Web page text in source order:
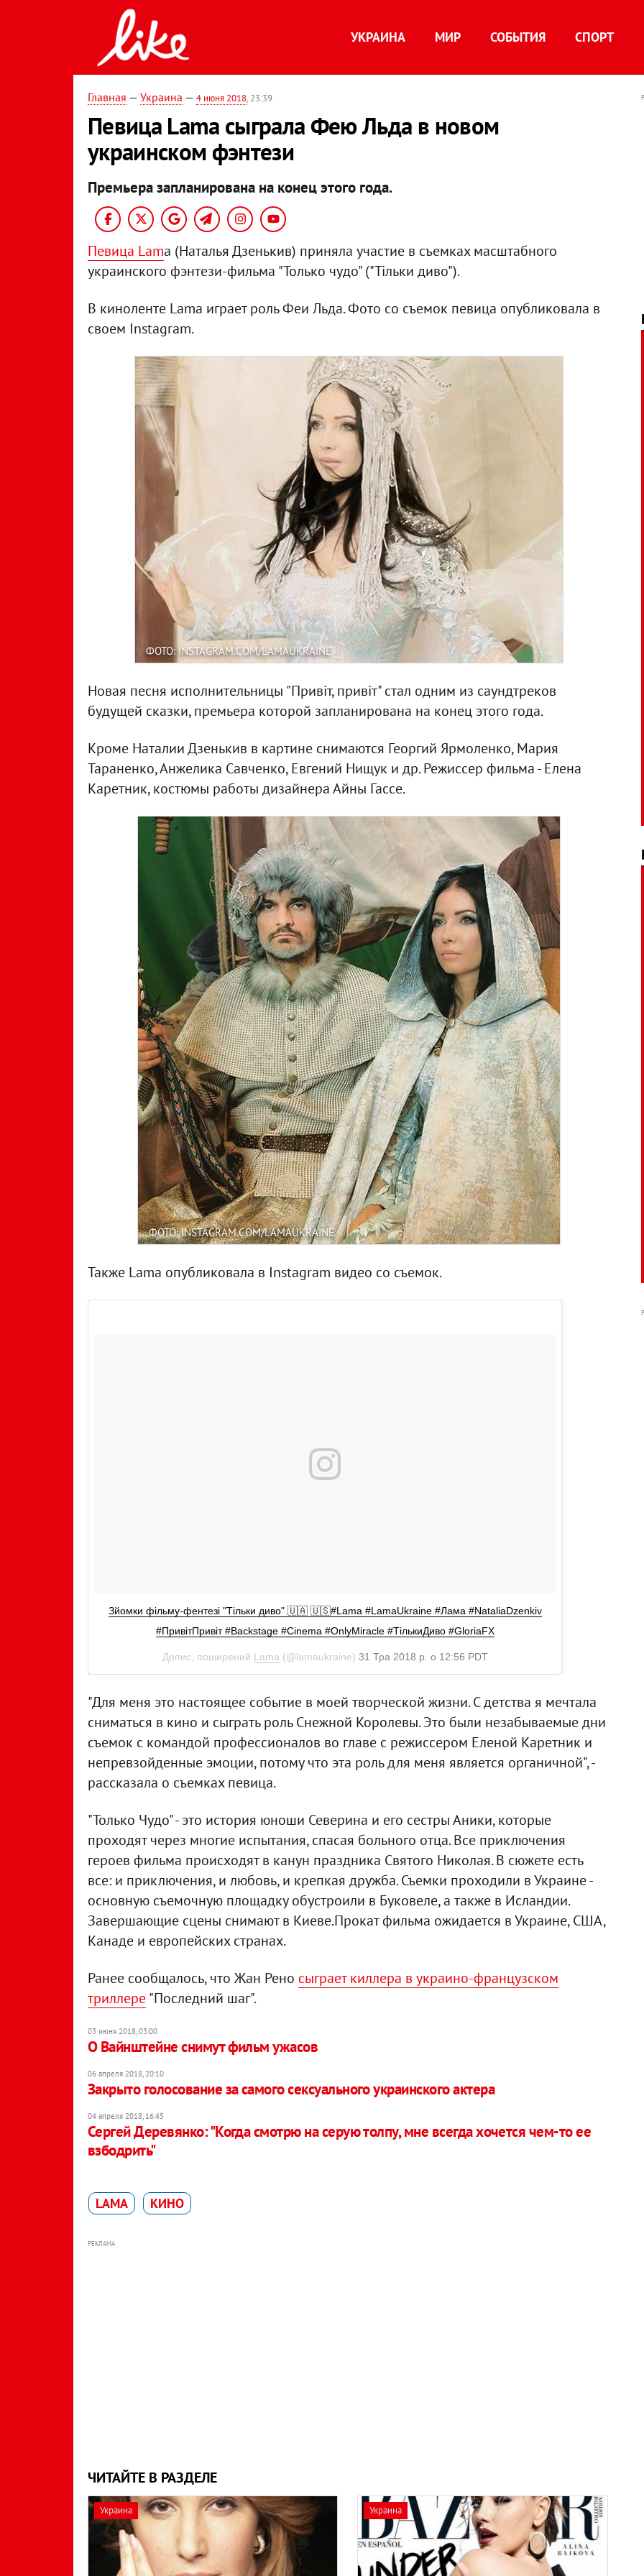
УКРАИНА МИР СОБЫТИЯ СПОРТ
Главная — Украина — 4 июня 2018, 23:39
Певица Lama сыграла Фею Льда в новом
украинском фэнтези
Премьера запланирована на конец этого года.
Певица Lama (Наталья Дзенькив) приняла участие в съемках масштабного
украинского фэнтези-фильма "Только чудо" ("Тільки диво").
В киноленте Lama играет роль Феи Льда. Фото со съемок певица опубликовала в
своем Instagram.
ФОТО: INSTAGRAM.COM/LAMAUKRAINE
Новая песня исполнительницы "Привіт, привіт" стал одним из саундтреков
будущей сказки, премьера которой запланирована на конец этого года.
Кроме Наталии Дзенькив в картине снимаются Георгий Ярмоленко, Мария
Тараненко, Анжелика Савченко, Евгений Нищук и др. Режиссер фильма - Елена
Каретник, костюмы работы дизайнера Айны Гассе.
ФОТО: INSTAGRAM.COM/LAMAUKRAINE
Также Lama опубликовала в Instagram видео со съемок.
Зйомки фільму-фентезі "Тільки диво" 🇺🇦 🇺🇸#Lama #LamaUkraine #Лама #NataliaDzenkiv
#ПривітПривіт #Backstage #Cinema #OnlyMiracle #ТількиДиво #GloriaFX
Допис, поширений Lama(@lamaukraine) 31 Тра 2018 р. о 12:56 PDT
"Для меня это настоящее событие в моей творческой жизни. С детства я мечтала
сниматься в кино и сыграть роль Снежной Королевы. Это были незабываемые дни
съемок с командой профессионалов во главе с режиссером Еленой Каретник и
непревзойденные эмоции, потому что эта роль для меня является органичной", -
рассказала о съемках певица.
"Только Чудо" - это история юноши Северина и его сестры Аники, которые
проходят через многие испытания, спасая больного отца. Все приключения
героев фильма происходят в канун праздника Святого Николая. В сюжете есть
все: и приключения, и любовь, и крепкая дружба. Съемки проходили в Украине -
основную съемочную площадку обустроили в Буковеле, а также в Исландии.
Завершающие сцены снимают в Киеве.Прокат фильма ожидается в Украине, США,
Канаде и европейских странах.
Ранее сообщалось, что Жан Рено сыграет киллера в украино-французском
триллере"Последний шаг".
03 июня 2018, 03:00
О Вайнштейне снимут фильм ужасов
06 апреля 2018, 20:10
Закрыто голосование за самого сексуального украинского актера
04 апреля 2018, 16:45
Сергей Деревянко: "Когда смотрю на серую толпу, мне всегда хочется чем-то ее
взбодрить"
LAMA КИНО
РЕКЛАМА
ЧИТАЙТЕ В РАЗДЕЛЕ
Украина Украина